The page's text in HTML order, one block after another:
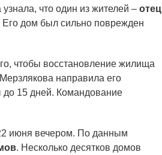
что один из жителей – отец
Его дом был сильно поврежден
чтобы восстановление жилища
направила его
до 15 дней. Командование
июня вечером. По данным
. Несколько десятков домов